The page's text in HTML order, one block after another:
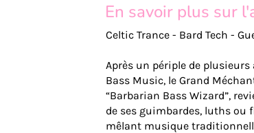
En savoir plus sur
Celtic Trance - Bard Tech -
Après un périple de
Bass Music, le Grand
“Barbarian Bass Wizard”,
de ses guimbardes, luths ou
mêlant musique